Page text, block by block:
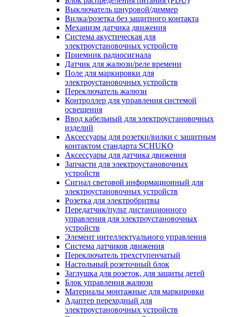
Выключатель шнуровой/диммер
Вилка/розетка без защитного контакта
Механизм датчика движения
Система акустическая для
электроустановочных устройств
Приемник радиосигнала
Датчик для жалюзи/реле времени
Поле для маркировки для
электроустановочных устройств
Переключатель жалюзи
Контроллер для управления системой
освещения
Ввод кабельный для электроустановочных
изделий
Аксессуары для розетки/вилки с защитным
контактом стандарта SCHUKO
Аксессуары для датчика движения
Запчасти для электроустановочных
устройств
Сигнал световой информационный для
электроустановочных устройств
Розетка для электробритвы
Передатчик/пульт дистанционного
управления для электроустановочных
устройств
Элемент интеллектуального управления
Система датчиков движения
Переключатель трехступенчатый
Настольный розеточный блок
Заглушка для розеток, для защиты детей
Блок управления жалюзи
Материалы монтажные для маркировки
Адаптер переходный для
электроустановочных устройств